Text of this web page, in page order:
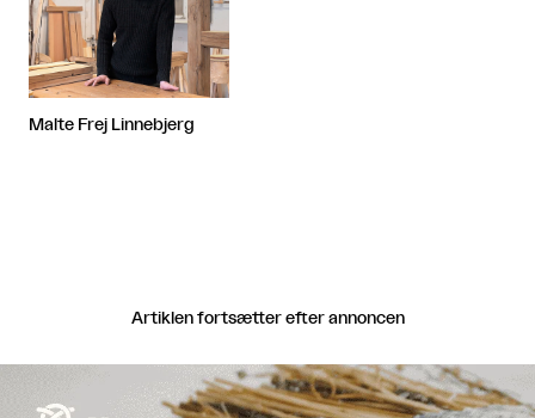
Malte Frej Linnebjerg
Artiklen fortsætter efter annoncen